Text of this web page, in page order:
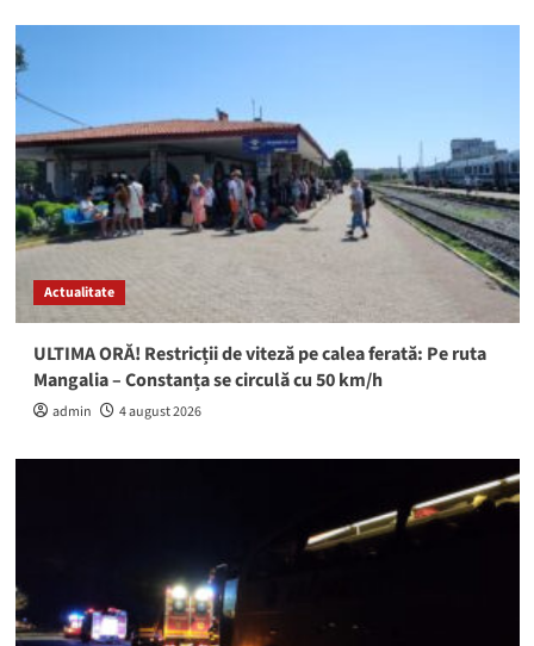
Actualitate
ULTIMA ORĂ! Restricții de viteză pe calea ferată: Pe ruta
Mangalia – Constanța se circulă cu 50 km/h
admin 4 august 2026